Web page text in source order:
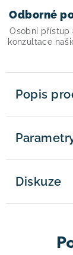
Odborné
Osobní přístup
konzultace
Popis
Diskuze